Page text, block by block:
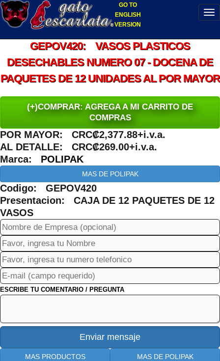
GO TO
ENGLISH
VERSION
GEPOV420: VASOS PLASTICOS
DESECHABLES NUMERO 07 - DOCENA DE
PAQUETES DE 12 UNIDADES AL POR MAYOR
(+)COMPRAR: AGREGA A MI CARRITO DE
COMPRAS
POR MAYOR: CRC₡2,377.88+i.v.a.
AL DETALLE: CRC₡269.00+i.v.a.
Marca: POLIPAK
MAS DE POLIPAK
Codigo: GEPOV420
Presentacion: CAJA DE 12 PAQUETES DE 12
VASOS
ESCRIBE TU COMENTARIO / PREGUNTA
MAS PRODUCTOS MAS DE POLIPAK